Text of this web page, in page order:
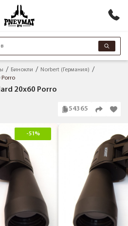
Бинокли
Norbert (Германия)
Porro
20x60 Porro
54365
-51%